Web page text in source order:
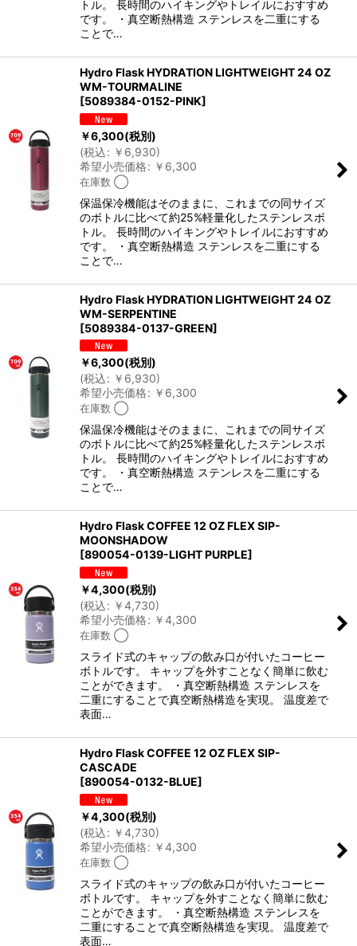
トル。 長時間のハイキングやトレイルにおすすめ
です。 ・真空断熱構造 ステンレスを二重にする
ことで…
Hydro Flask HYDRATION LIGHTWEIGHT 24 OZ
WM-TOURMALINE
[5089384-0152-PINK]
￥6,300(税別)
(税込: ￥ 6,930)
希望小売価格: ￥ 6,300
在庫数 ◯
保温保冷機能はそのままに、これまでの同サイズ
のボトルに比べて約25%軽量化したステンレスボ
トル。 長時間のハイキングやトレイルにおすすめ
です。 ・真空断熱構造 ステンレスを二重にする
ことで…
Hydro Flask HYDRATION LIGHTWEIGHT 24 OZ
WM-SERPENTINE
[5089384-0137-GREEN]
￥6,300(税別)
(税込: ￥ 6,930)
希望小売価格: ￥ 6,300
在庫数 ◯
保温保冷機能はそのままに、これまでの同サイズ
のボトルに比べて約25%軽量化したステンレスボ
トル。 長時間のハイキングやトレイルにおすすめ
です。 ・真空断熱構造 ステンレスを二重にする
ことで…
Hydro Flask COFFEE 12 OZ FLEX SIP-
MOONSHADOW
[890054-0139-LIGHT PURPLE]
￥4,300(税別)
(税込: ￥4,730)
希望小売価格: ￥4,300
在庫数 ◯
スライド式のキャップの飲み口が付いたコーヒー
ボトルです。 キャップを外すことなく簡単に飲む
ことができます。 ・真空断熱構造 ステンレスを
二重にすることで真空断熱構造を実現。 温度差で
表面…
Hydro Flask COFFEE 12 OZ FLEX SIP-
CASCADE
[890054-0132-BLUE]
￥4,300(税別)
(税込: ￥4,730)
希望小売価格: ￥4,300
在庫数 ◯
スライド式のキャップの飲み口が付いたコーヒー
ボトルです。 キャップを外すことなく簡単に飲む
ことができます。 ・真空断熱構造 ステンレスを
二重にすることで真空断熱構造を実現。 温度差で
表面…